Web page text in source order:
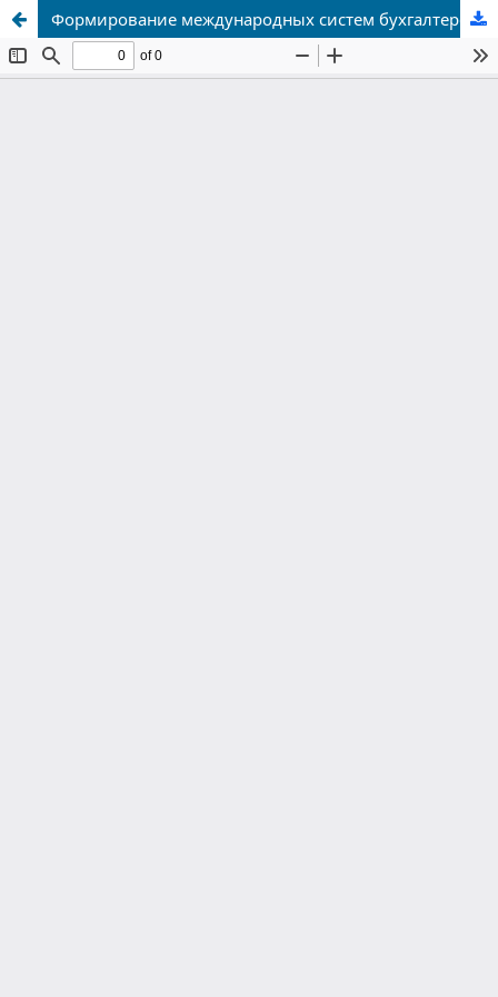
Формирование международных систем бухгалтерского учета в условиях глобализации экономики